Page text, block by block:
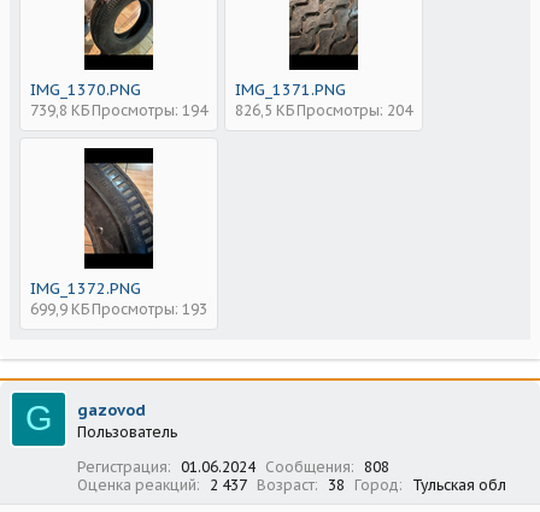
IMG_1370.PNG
739,8 КБ Просмотры: 194
IMG_1371.PNG
826,5 КБ Просмотры: 204
IMG_1372.PNG
699,9 КБ Просмотры: 193
G gazovod
Пользователь
Регистрация
01.06.2024 Сообщения
808
Оценка реакций
2 437 Возраст 38 Город Тульская обл